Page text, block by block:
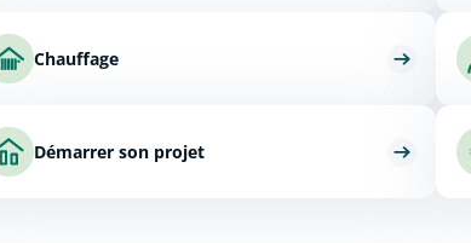
Chauffage
Démarrer son projet